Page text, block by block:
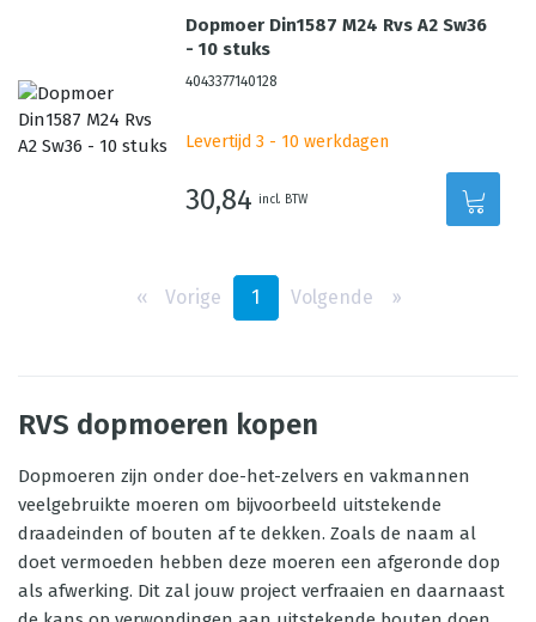
Dopmoer Din1587 M24 Rvs A2 Sw36
- 10 stuks
4043377140128
Levertijd 3 - 10 werkdagen
30,84 incl. BTW
‹‹ Vorige 1 Volgende ››
RVS dopmoeren kopen
Dopmoeren zijn onder doe-het-zelvers en vakmannen
veelgebruikte moeren om bijvoorbeeld uitstekende
draadeinden of bouten af te dekken. Zoals de naam al
doet vermoeden hebben deze moeren een afgeronde dop
als afwerking. Dit zal jouw project verfraaien en daarnaast